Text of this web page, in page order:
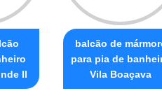
II
balcão de
para pia de
Vila Boaçava